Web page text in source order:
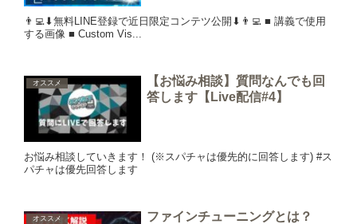
👨‍💻⬇︎無料LINE登録で近日限定コンテツ公開⬇︎👨‍💻 ■ 講義で使用
する画像 ■ Custom Vis...
オススメ
【お悩み相談】質問なんでも回
答します【Live配信#4】
お悩み相談していきます！ (※スパチャは優先的に回答します) #ス
パチャは優先回答します
オススメ
ファインチューニングとは？